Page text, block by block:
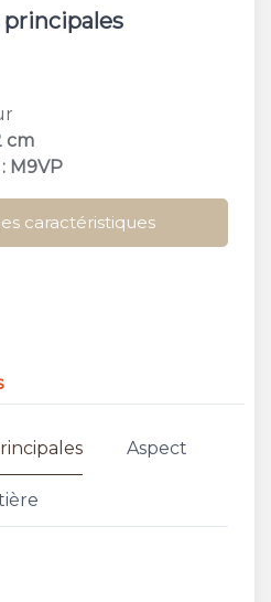
cm
M9VP
caractéristiques
Aspect